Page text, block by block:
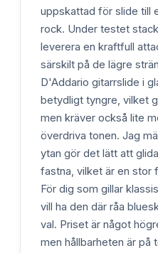
uppskattad för slide till
rock. Under testet
leverera en kraftfull
särskilt på de lägre
D'Addario gitarrslide i
betydligt tyngre, vilket
men kräver också lite
överdriva tonen. Jag
ytan gör det lätt att
fastna, vilket är en stor
För dig som gillar
vill ha den där råa
val. Priset är något
men hållbarheten är på